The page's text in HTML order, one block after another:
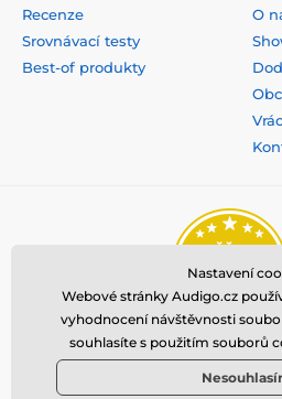
Recenze
Srovnávací testy
Best-of produkty
O
Nastavení
Webové stránky Audigo.cz
vyhodnocení návštěvnosti
souhlasíte s použitím souborů